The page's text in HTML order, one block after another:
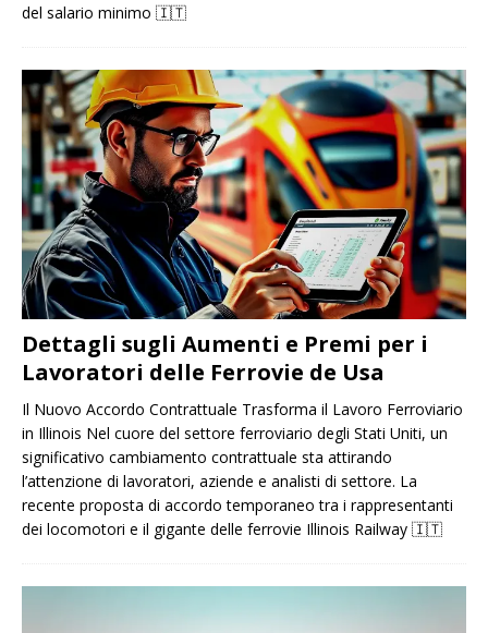
del salario minimo 🇮🇹
Dettagli sugli Aumenti e Premi per i
Lavoratori delle Ferrovie de Usa
Il Nuovo Accordo Contrattuale Trasforma il Lavoro Ferroviario
in Illinois Nel cuore del settore ferroviario degli Stati Uniti, un
significativo cambiamento contrattuale sta attirando
l’attenzione di lavoratori, aziende e analisti di settore. La
recente proposta di accordo temporaneo tra i rappresentanti
dei locomotori e il gigante delle ferrovie Illinois Railway 🇮🇹